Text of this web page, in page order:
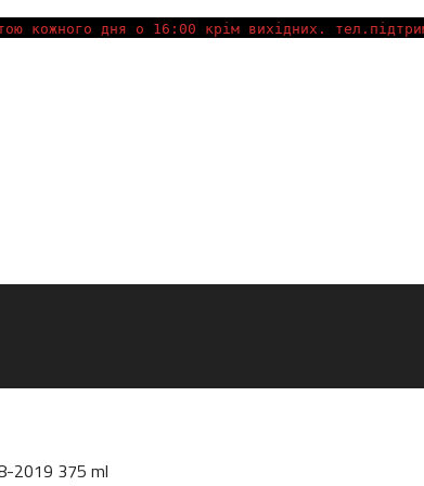
кожного дня о 16:00 крім вихідних.
2019 375 ml